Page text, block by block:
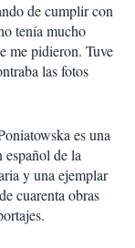
de cumplir con
tenía mucho
me pidieron. Tuve
las fotos
es una
español de la
y una ejemplar
cuarenta obras